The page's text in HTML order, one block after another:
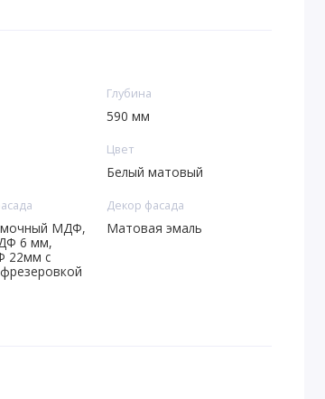
Глубина
590 мм
Цвет
Белый матовый
МДФ,
6 мм,
22мм с
Декор фасада
Матовая эмаль